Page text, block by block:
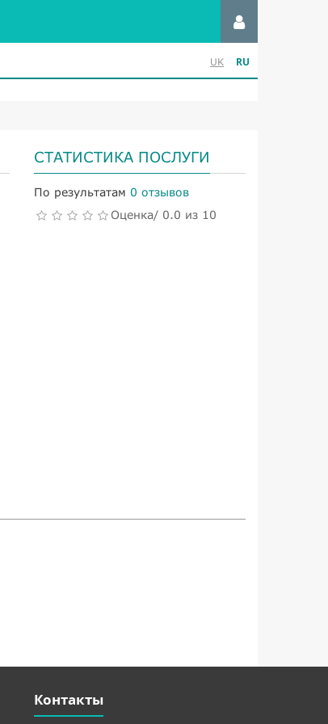
UK RU
СТАТИСТИКА ПОСЛУГИ
По результатам 0 отзывов
Оценка/ 0.0 из 10
Контакты